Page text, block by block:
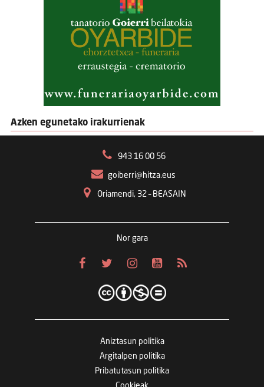
Azken egunetako irakurrienak
943 16 00 56
goiberri@hitza.eus
Oriamendi, 32 – BEASAIN
Nor gara
Aniztasun politika
Argitalpen politika
Pribatutasun politika